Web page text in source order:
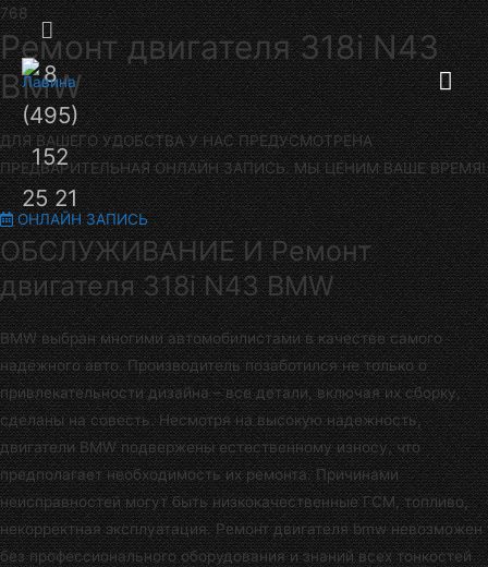
Секция
над
шапкой
8
(495)
152
25 21
Ремонт двигателя 318i N43
BMW
ДЛЯ ВАШЕГО УДОБСТВА У НАС ПРЕДУСМОТРЕНА
ПРЕДВАРИТЕЛЬНАЯ ОНЛАЙН ЗАПИСЬ. МЫ ЦЕНИМ ВАШЕ ВРЕМЯ!
ОНЛАЙН ЗАПИСЬ
ОБСЛУЖИВАНИЕ И Ремонт
двигателя 318i N43 BMW
BMW выбран многими автомобилистами в качестве самого
надежного авто. Производитель позаботился не только о
привлекательности дизайна – все детали, включая их сборку,
сделаны на совесть. Несмотря на высокую надежность,
двигатели BMW подвержены естественному износу, что
предполагает необходимость их ремонта. Причинами
неисправностей могут быть низкокачественные ГСМ, топливо,
некорректная эксплуатация. Ремонт двигателя bmw невозможен
без профессионального оборудования и знаний всех тонкостей